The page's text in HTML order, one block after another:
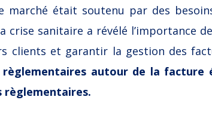
marché était soutenu par des
crise sanitaire a révélé l’importance
clients et garantir la gestion des
règlementaires autour de la
règlementaires.